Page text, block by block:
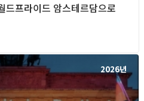
프라이드 암스테르담으로
2026년